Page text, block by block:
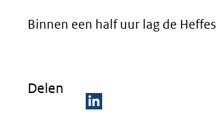
Binnen een half uur lag de
Delen